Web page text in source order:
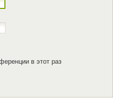
в этот раз